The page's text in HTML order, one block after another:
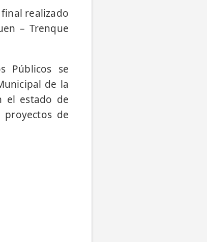
realizado
– Trenque
Públicos se
de la
el estado de
de